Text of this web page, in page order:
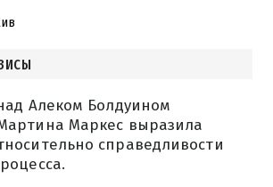
Алеком Болдуином
Маркес выразила
справедливости